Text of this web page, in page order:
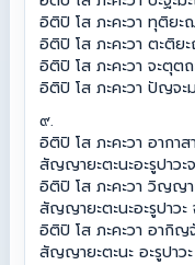
อิติปิ โส ภะคะวา ทุติยะ
อิติปิ โส ภะคะวา ตะติย
อิติปิ โส ภะคะวา จะตุต
อิติปิ โส ภะคะวา ปัญจะ
๙.
อิติปิ โส ภะคะวา อากา
สัญญายะตะนะอะรูปาวะ
อิติปิ โส ภะคะวา วิญญ
สัญญายะตะนะอะรูปาวะ
อิติปิ โส ภะคะวา อากิ
สัญญายะตะนะ อะรูปาว